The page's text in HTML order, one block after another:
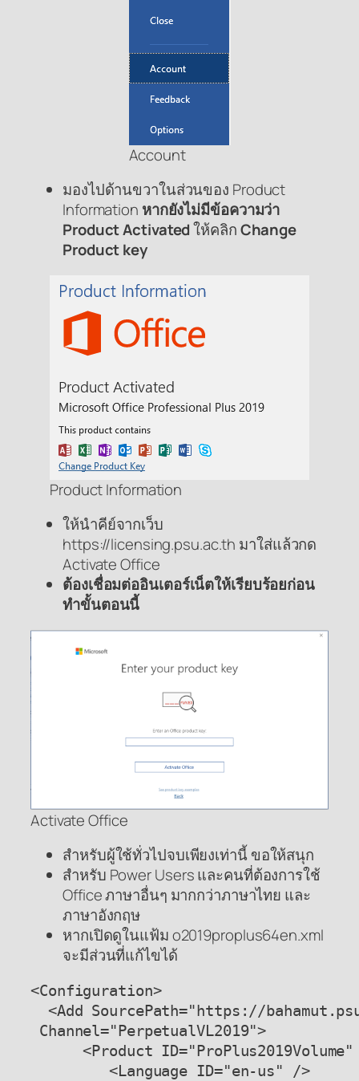
Account
มองไปด้านขวาในส่วนของ Product
Information หากยังไม่มีข้อความว่า
Product Activatedให้คลิกChange
Product key
Product Information
ให้นำคีย์จากเว็บ
https://licensing.psu.ac.th มาใส่แล้วกด
Activate Office
ต้องเชื่อมต่ออินเตอร์เน็ตให้เรียบร้อยก่อน
ทำขั้นตอนนี้
Activate Office
สำหรับผู้ใช้ทั่วไปจบเพียงเท่านี้ ขอให้สนุก
สำหรับ Power Users และคนที่ต้องการใช้
Office ภาษาอื่นๆ มากกว่าภาษาไทย และ
ภาษาอังกฤษ
หากเปิดดูในแฟ้ม o2019proplus64en.xml
จะมีส่วนที่แก้ไขได้
<Configuration>
<Add SourcePath="https://
Channel="PerpetualVL2019">
<Product
         <Language ID="en-us" />